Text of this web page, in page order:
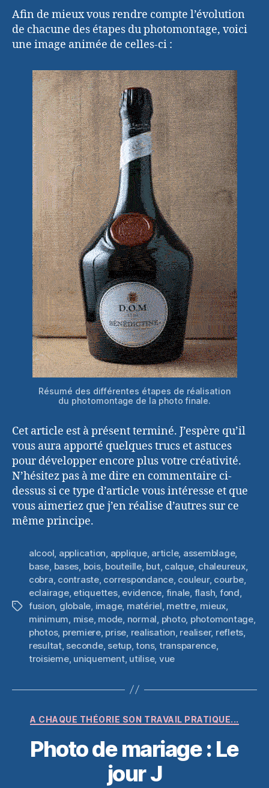
Afin de mieux vous rendre compte l’évolution
de chacune des étapes du photomontage, voici
une image animée de celles-ci :
Résumé des différentes étapes de réalisation
du photomontage de la photo finale.
Cet article est à présent terminé. J’espère qu’il
vous aura apporté quelques trucs et astuces
pour développer encore plus votre créativité.
N’hésitez pas à me dire en commentaire ci-
dessus si ce type d’article vous intéresse et que
vous aimeriez que j’en réalise d’autres sur ce
même principe.
Étiquettes
alcool application applique, article, assemblage,
base bases bois, bouteille, but, calque, chaleureux,
cobra contraste, correspondance, couleur, courbe,
eclairage, etiquettes, evidence finale flash fond
fusion globale image, matériel mettre, mieux
minimum mise, mode normal photo, photomontage,
photos, premiere, prise realisation realiser, reflets
resultat, seconde, setup,tons, transparence,
troisieme, uniquement, utilise, vue
Catégories
A CHAQUE THÉORIE SON TRAVAIL PRATIQUE...
Photo de mariage : Le
jour J